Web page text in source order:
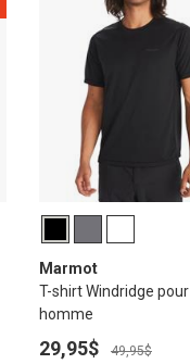
Marmot
T-shirt Windridge pour
homme
29,95$ 49,95$